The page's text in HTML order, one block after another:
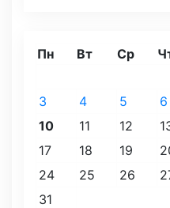
Пн Вт Ср
3
4 5 6
10
11 12
17
18 19
24
25 26
31